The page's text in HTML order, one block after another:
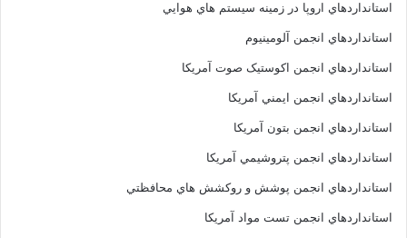
استانداردهاي اروپا در زمينه سيستم هاي هوايي
استانداردهاي انجمن آلومينيوم
استانداردهاي انجمن اکوستيک صوت آمريکا
استانداردهاي انجمن ايمني آمريکا
استانداردهاي انجمن بتون آمريکا
استانداردهاي انجمن پتروشيمي آمريکا
استانداردهاي انجمن پوشش و روکشش هاي محافظتي
استانداردهاي انجمن تست مواد آمريکا